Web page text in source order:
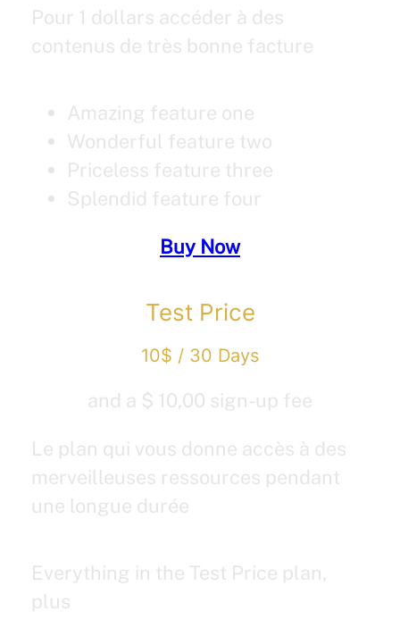
Pour 1 dollars accéder à des
contenus de très bonne facture
Amazing feature one
Wonderful feature two
Priceless feature three
Splendid feature four
Buy Now
Test Price
10$ / 30 Days
and a $ 10,00 sign-up fee
Le plan qui vous donne accès à des
merveilleuses ressources pendant
une longue durée
Everything in the Test Price plan,
plus